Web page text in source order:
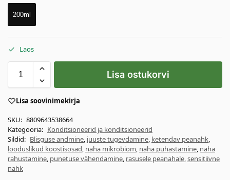
200ml
Laos
Lisa ostukorvi
Lisa soovinimekirja
SKU: 8809643538664
Kategooria: Konditsioneerid ja konditsioneerid
Sildid: Blisguse andmine, juuste tugevdamine, ketendav peanahk,
looduslikud koostisosad, naha mikrobiom, naha puhastamine, naha
rahustamine, punetuse vähendamine, rasusele peanahale,sensitiivne
nahk